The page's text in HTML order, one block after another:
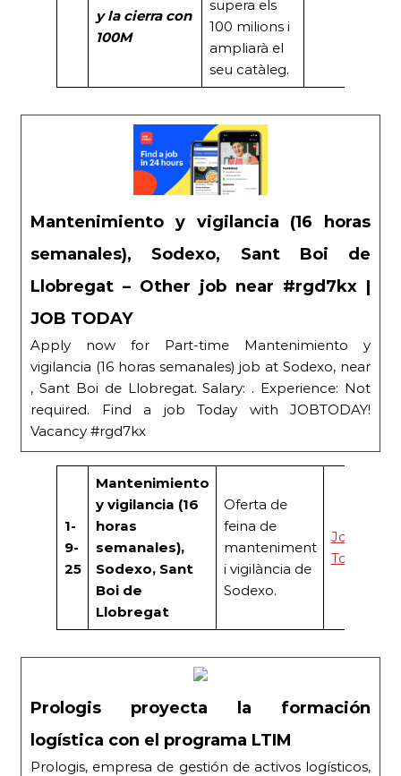
y la cierra con
100M
supera els
100 milions i
ampliarà el
seu catàleg.
Mantenimiento y vigilancia (16 horas
semanales), Sodexo, Sant Boi de
Llobregat – Other job near #rgd7kx |
JOB TODAY
Apply now for Part-time Mantenimiento y
vigilancia (16 horas semanales) job at Sodexo, near
, Sant Boi de Llobregat. Salary: . Experience: Not
required. Find a job Today with JOBTODAY!
Vacancy #rgd7kx
1-
9-
25
Mantenimiento
y vigilancia (16
horas
semanales),
Sodexo, Sant
Boi de
Llobregat
Oferta de
feina de
manteniment
i vigilància de
Sodexo.
Job
Today
Prologis proyecta la formación
logística con el programa LTIM
Prologis, empresa de gestión de activos logísticos,